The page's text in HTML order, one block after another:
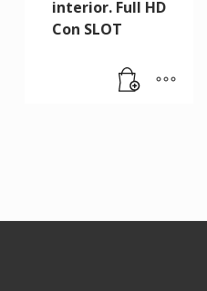
interior. Full HD
Con SLOT